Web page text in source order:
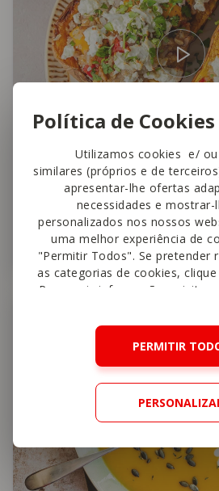
Política de Cookies
Utilizamos cookies e/
similares (próprios e de
apresentar-lhe ofertas
necessidades e mostrar-
personalizados nos nossos
uma melhor experiência de
"Permitir Todos". Se pretender
as categorias de cookies,
Para mais informações, visite a
PERMITIR
The Healthy Sins
Abóbora recheada no
25 min Fácil